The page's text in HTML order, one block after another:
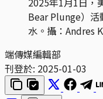
Bear Plunge）
水。攝：Andres
端傳媒編輯部
刊登於: 2025-01-03